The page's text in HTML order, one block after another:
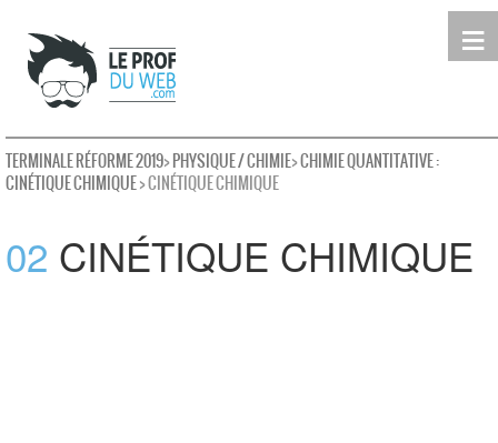
≡
leProfDuWeb
Seconde
Première
Terminale
Rechercher
TERMINALE RÉFORME 2019>PHYSIQUE / CHIMIE>CHIMIE QUANTITATIVE :
CINÉTIQUE CHIMIQUE> CINÉTIQUE CHIMIQUE
02 CINÉTIQUE CHIMIQUE